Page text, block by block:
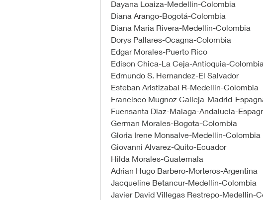
Dayana Loaiza-Medellin-Colombia
Diana Arango-Bogotá-Colombia
Diana Maria Rivera-Medellin-Colombia
Dorys Pallares-Ocagna-Colombia
Edgar Morales-Puerto Rico
Edison Chica-La Ceja-Antioquia-Colombia
Edmundo S. Hernandez-El Salvador
Esteban Aristizabal R-Medellin-Colombia
Francisco Mugnoz Calleja-Madrid-
Fuensanta Diaz-Malaga-Andalucia-
German Morales-Bogota-Colombia
Gloria Irene Monsalve-Medellin-Colombia
Giovanni Alvarez-Quito-Ecuador
Hilda Morales-Guatemala
Adrian Hugo Barbero-Morteros-Argentina
Jacqueline Betancur-Medellin-Colombia
Javier David Villegas Restrepo-Medellin-